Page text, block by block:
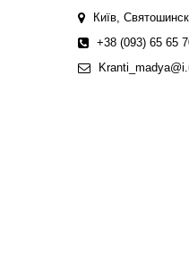
Київ,
+38 (093) 65 65